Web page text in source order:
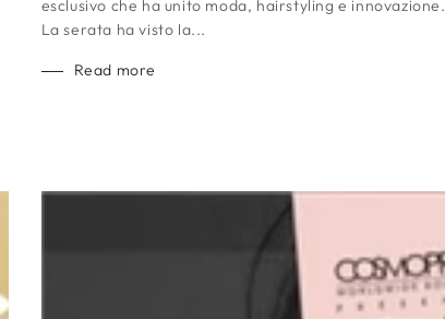
esclusivo che ha unito moda, hairstyling e innovazione.
La serata ha visto la...
Read more